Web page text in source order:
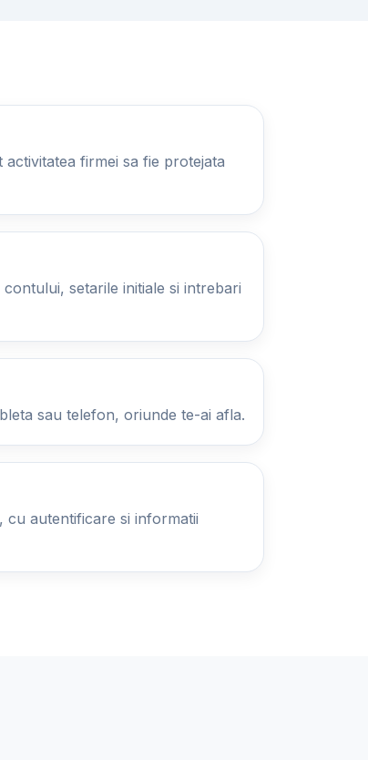
firmei sa fie protejata
setarile initiale si intrebari
sau telefon, oriunde te-ai afla.
cu autentificare si informatii